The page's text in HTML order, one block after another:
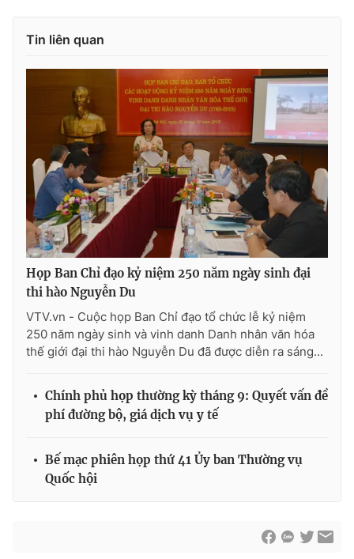
Shorts video
VTV Money VTV Thể thao
VTV Sức khoẻ Bất động sản
Thị trường 24h Tấm lòng Việt
VTV4 Vươn mình bằng AI
Liên hệ tòa soạn English
Tin liên quan
Họp Ban Chỉ đạo kỷ niệm 250 năm ngày sinh đại
thi hào Nguyễn Du
VTV.vn - Cuộc họp Ban Chỉ đạo tổ chức lễ kỷ niệm
250 năm ngày sinh và vinh danh Danh nhân văn hóa
thế giới đại thi hào Nguyễn Du đã được diễn ra sáng...
Chính phủ họp thường kỳ tháng 9: Quyết vấn đề
phí đường bộ, giá dịch vụ y tế
Bế mạc phiên họp thứ 41 Ủy ban Thường vụ
Quốc hội